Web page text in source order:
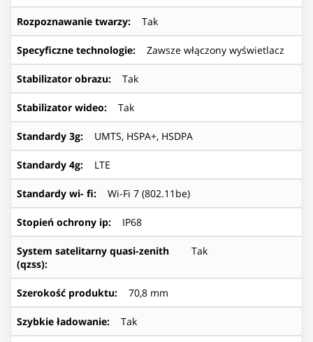
Rozpoznawanie twarzy: Tak
Specyficzne technologie: Zawsze włączony wyświetlacz
Stabilizator obrazu: Tak
Stabilizator wideo: Tak
Standardy 3g: UMTS, HSPA+, HSDPA
Standardy 4g: LTE
Standardy wi- fi: Wi-Fi 7 (802.11be)
Stopień ochrony ip: IP68
System satelitarny quasi-zenith
(qzss):
Tak
Szerokość produktu: 70,8 mm
Szybkie ładowanie: Tak